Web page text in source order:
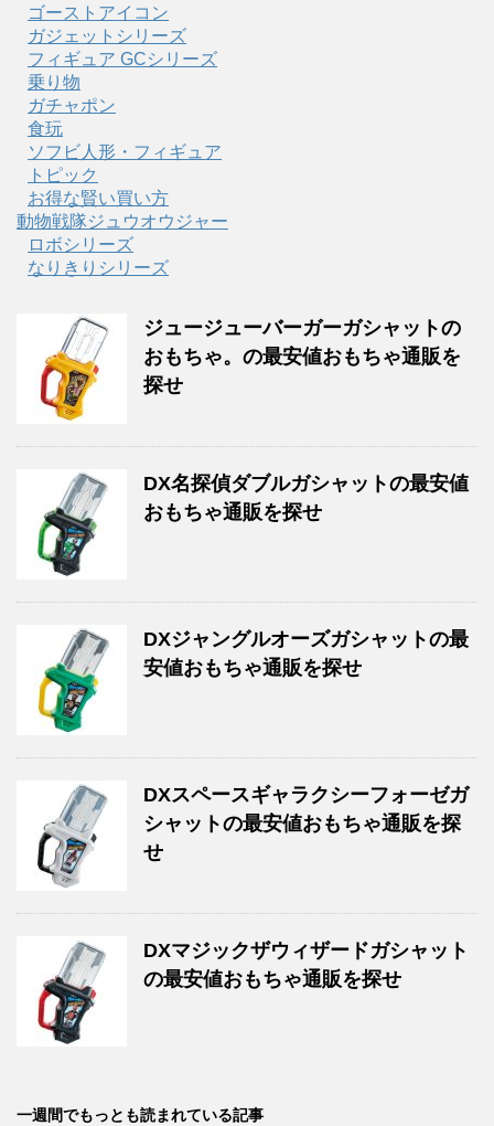
ゴーストアイコン
ガジェットシリーズ
フィギュア GCシリーズ
乗り物
ガチャポン
食玩
ソフビ人形・フィギュア
トピック
お得な賢い買い方
動物戦隊ジュウオウジャー
ロボシリーズ
なりきりシリーズ
ジュージューバーガーガシャットの
おもちゃ。の最安値おもちゃ通販を
探せ
DX名探偵ダブルガシャットの最安値
おもちゃ通販を探せ
DXジャングルオーズガシャットの最
安値おもちゃ通販を探せ
DXスペースギャラクシーフォーゼガ
シャットの最安値おもちゃ通販を探
せ
DXマジックザウィザードガシャット
の最安値おもちゃ通販を探せ
一週間でもっとも読まれている記事